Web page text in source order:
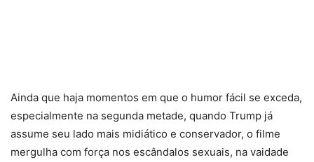
Ainda que haja momentos em que o humor fácil se exceda,
especialmente na segunda metade, quando Trump já
assume seu lado mais midiático e conservador, o filme
mergulha com força nos escândalos sexuais, na vaidade